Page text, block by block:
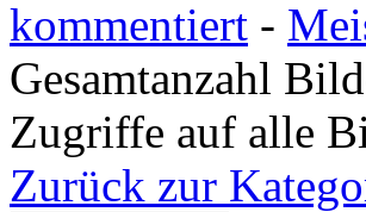
kommentiert -
Gesamtanzahl
Zugriffe auf alle
Zurück zur